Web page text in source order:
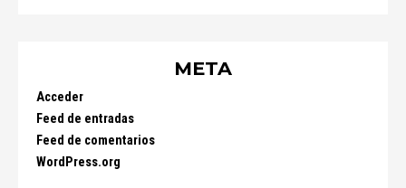
META
Acceder
Feed de entradas
Feed de comentarios
WordPress.org